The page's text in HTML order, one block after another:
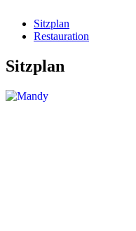
Sitzplan
Restauration
Sitzplan